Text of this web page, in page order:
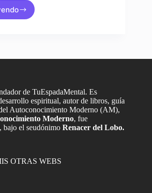
de TuEspadaMental. Es
espiritual, autor de libros, guía
Autoconocimiento Moderno (AM),
Moderno, fue
bajo el seudónimo Renacer del Lobo.
OTRAS WEBS